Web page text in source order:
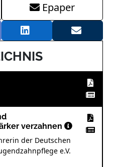
Epaper
verzahnen
der Deutschen
e.V.